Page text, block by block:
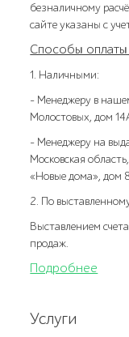
безналичному
сайте указаны с
Способы оплаты
1. Наличными:
- Менеджеру в
Молостовых, дом
- Менеджеру на
Московская
«Новые дома», дом
2. По
Выставлением
продаж.
Подробнее
Услуги